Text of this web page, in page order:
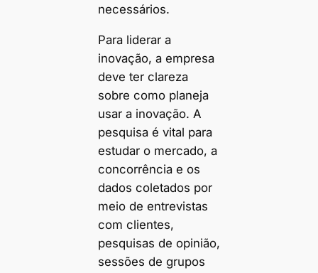
necessários.
Para liderar a
inovação, a empresa
deve ter clareza
sobre como planeja
usar a inovação. A
pesquisa é vital para
estudar o mercado, a
concorrência e os
dados coletados por
meio de entrevistas
com clientes,
pesquisas de opinião,
sessões de grupos